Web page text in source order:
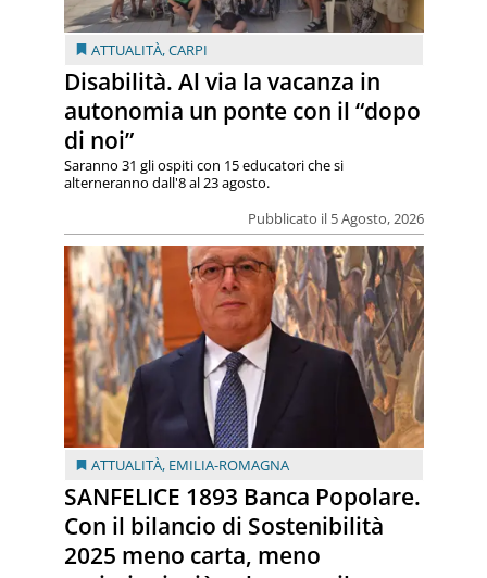
ATTUALITÀ,CARPI
Disabilità. Al via la vacanza in
autonomia un ponte con il “dopo
di noi”
Pubblicato il 5 Agosto, 2026
Saranno 31 gli ospiti con 15 educatori che si
alterneranno dall'8 al 23 agosto.
ATTUALITÀ, EMILIA-ROMAGNA
SANFELICE 1893 Banca Popolare.
Con il bilancio di Sostenibilità
2025 meno carta, meno